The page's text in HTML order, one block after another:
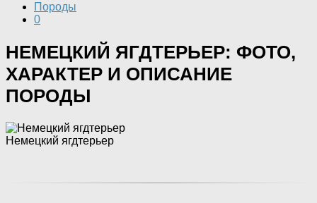
Породы
0
НЕМЕЦКИЙ ЯГДТЕРЬЕР: ФОТО,
ХАРАКТЕР И ОПИСАНИЕ
ПОРОДЫ
Немецкий ягдтерьер